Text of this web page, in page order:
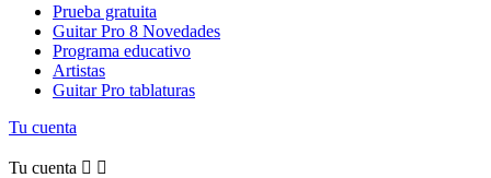
Prueba gratuita
Guitar Pro 8 Novedades
Programa educativo
Artistas
Guitar Pro tablaturas
Tu cuenta
Tu cuenta  